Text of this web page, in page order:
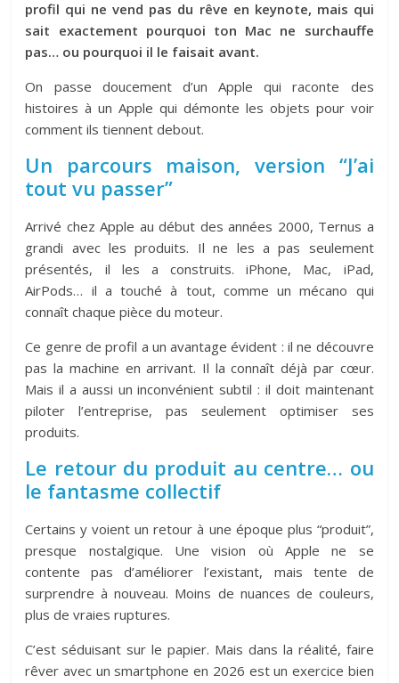
profil qui ne vend pas du rêve en keynote, mais qui
sait exactement pourquoi ton Mac ne surchauffe
pas… ou pourquoi il le faisait avant.
On passe doucement d’un Apple qui raconte des
histoires à un Apple qui démonte les objets pour voir
comment ils tiennent debout.
Un parcours maison, version “J’ai
tout vu passer”
Arrivé chez Apple au début des années 2000, Ternus a
grandi avec les produits. Il ne les a pas seulement
présentés, il les a construits. iPhone, Mac, iPad,
AirPods… il a touché à tout, comme un mécano qui
connaît chaque pièce du moteur.
Ce genre de profil a un avantage évident : il ne découvre
pas la machine en arrivant. Il la connaît déjà par cœur.
Mais il a aussi un inconvénient subtil : il doit maintenant
piloter l’entreprise, pas seulement optimiser ses
produits.
Le retour du produit au centre… ou
le fantasme collectif
Certains y voient un retour à une époque plus “produit”,
presque nostalgique. Une vision où Apple ne se
contente pas d’améliorer l’existant, mais tente de
surprendre à nouveau. Moins de nuances de couleurs,
plus de vraies ruptures.
C’est séduisant sur le papier. Mais dans la réalité, faire
rêver avec un smartphone en 2026 est un exercice bien